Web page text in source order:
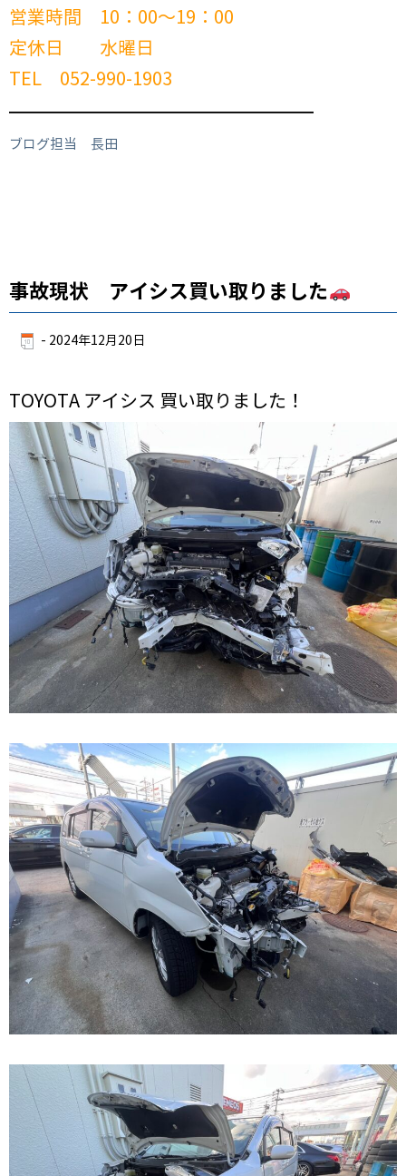
営業時間 10：00～19：00
定休日 水曜日
TEL 052-990-1903
━━━━━━━━━━━━━━━━━━━━━━━━
ブログ担当 長田
事故現状 アイシス買い取りました
- 2024年12月20日
TOYOTA アイシス 買い取りました！